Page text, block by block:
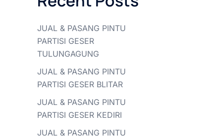
JUAL & PASANG PINTU
PARTISI GESER
TULUNGAGUNG
JUAL & PASANG PINTU
PARTISI GESER BLITAR
JUAL & PASANG PINTU
PARTISI GESER KEDIRI
JUAL & PASANG PINTU